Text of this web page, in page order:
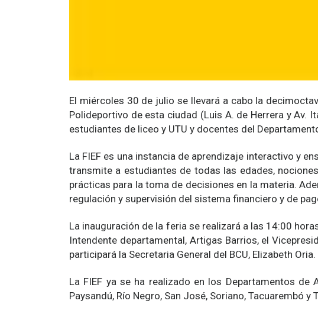
El miércoles 30 de julio se llevará a cabo la
Polideportivo de esta ciudad (Luis A. de Herrera y Av.
estudiantes de liceo y UTU y docentes del
La FIEF es una instancia de aprendizaje interactivo y
transmite a estudiantes de todas las edades,
prácticas para la toma de decisiones en la materia.
regulación y supervisión del sistema financiero y de
La inauguración de la feria se realizará a las 14:00
Intendente departamental, Artigas Barrios, el
participará la Secretaria General del BCU, Elizabeth Oria.
La FIEF ya se ha realizado en los Departamentos de
Paysandú, Río Negro, San José, Soriano, Tacuarembó